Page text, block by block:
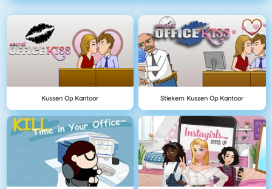
Kussen Op Kantoor Stiekem Kussen Op Kantoor